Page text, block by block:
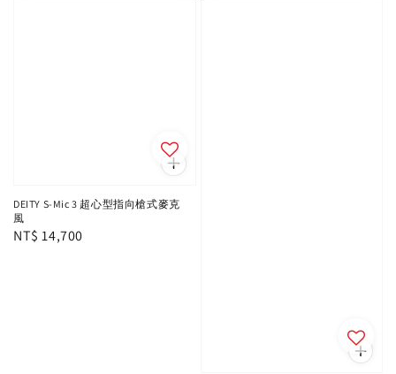
DEITY S-Mic 3 超心型指向槍式麥克
風
Regular
NT$ 14,700